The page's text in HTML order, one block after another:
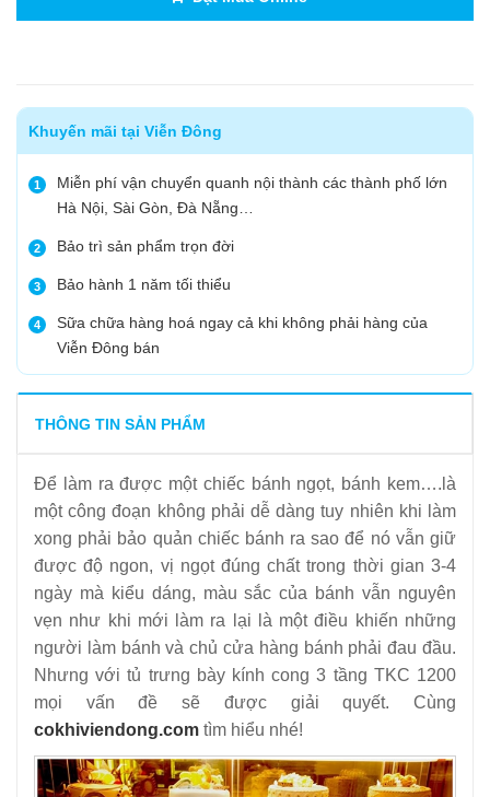
Khuyến mãi tại Viễn Đông
1
Miễn phí vận chuyển quanh nội thành các thành phố lớn
Hà Nội, Sài Gòn, Đà Nẵng…
2 Bảo trì sản phẩm trọn đời
3 Bảo hành 1 năm tối thiểu
4
Sữa chữa hàng hoá ngay cả khi không phải hàng của
Viễn Đông bán
THÔNG TIN SẢN PHẨM
Để làm ra được một chiếc bánh ngọt, bánh kem….là
một công đoạn không phải dễ dàng tuy nhiên khi làm
xong phải bảo quản chiếc bánh ra sao để nó vẫn giữ
được độ ngon, vị ngọt đúng chất trong thời gian 3-4
ngày mà kiểu dáng, màu sắc của bánh vẫn nguyên
vẹn như khi mới làm ra lại là một điều khiến những
người làm bánh và chủ cửa hàng bánh phải đau đầu.
Nhưng với tủ trưng bày kính cong 3 tầng TKC 1200
mọi vấn đề sẽ được giải quyết. Cùng
cokhiviendong.com tìm hiểu nhé!